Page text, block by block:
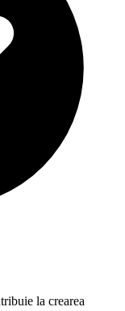
la crearea